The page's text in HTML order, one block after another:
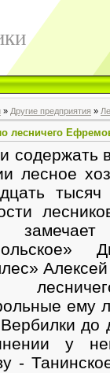
» Другие предприятия »
лесничего
содержать
лесное
тысяч
ему
Вербилки
у
-